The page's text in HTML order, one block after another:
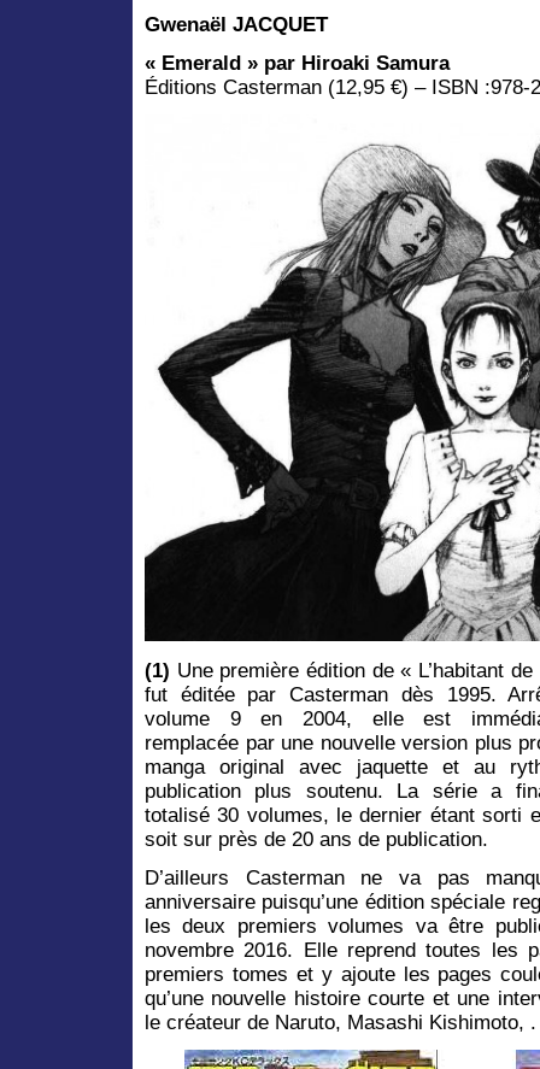
Gwenaël JACQUET
« Emerald » par Hiroaki Samura
Éditions Casterman (12,95 €) – ISBN :978-
(1) Une première édition de « L’habitant de
fut éditée par Casterman dès 1995.
volume 9 en 2004, elle est
remplacée par une nouvelle version plus
manga original avec jaquette et au
publication plus soutenu. La série a
totalisé 30 volumes, le dernier étant sorti
soit sur près de 20 ans de publication.
D’ailleurs Casterman ne va pas
anniversaire puisqu’une édition spéciale
les deux premiers volumes va être
novembre 2016. Elle reprend toutes les
premiers tomes et y ajoute les pages
qu’une nouvelle histoire courte et une
le créateur de Naruto, Masashi Kishimoto, .